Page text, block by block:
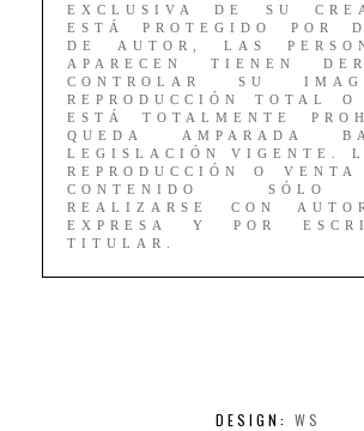
EXCLUSIVA DE SU
ESTÁ PROTEGIDO POR
DE AUTOR, LAS
APARECEN TIENEN
CONTROLAR SU
REPRODUCCIÓN TOTAL O
ESTÁ TOTALMENTE
QUEDA AMPARADA
LEGISLACIÓN VIGENTE.
REPRODUCCIÓN O VENTA
CONTENIDO SÓLO
REALIZARSE CON
EXPRESA Y POR
TITULAR.
DESIGN: WS